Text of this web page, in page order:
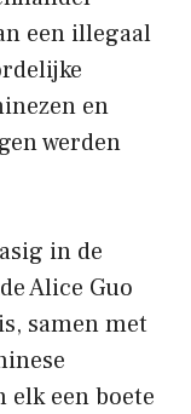
een illegaal
en
werden
in de
Alice Guo
samen met
elk een boete